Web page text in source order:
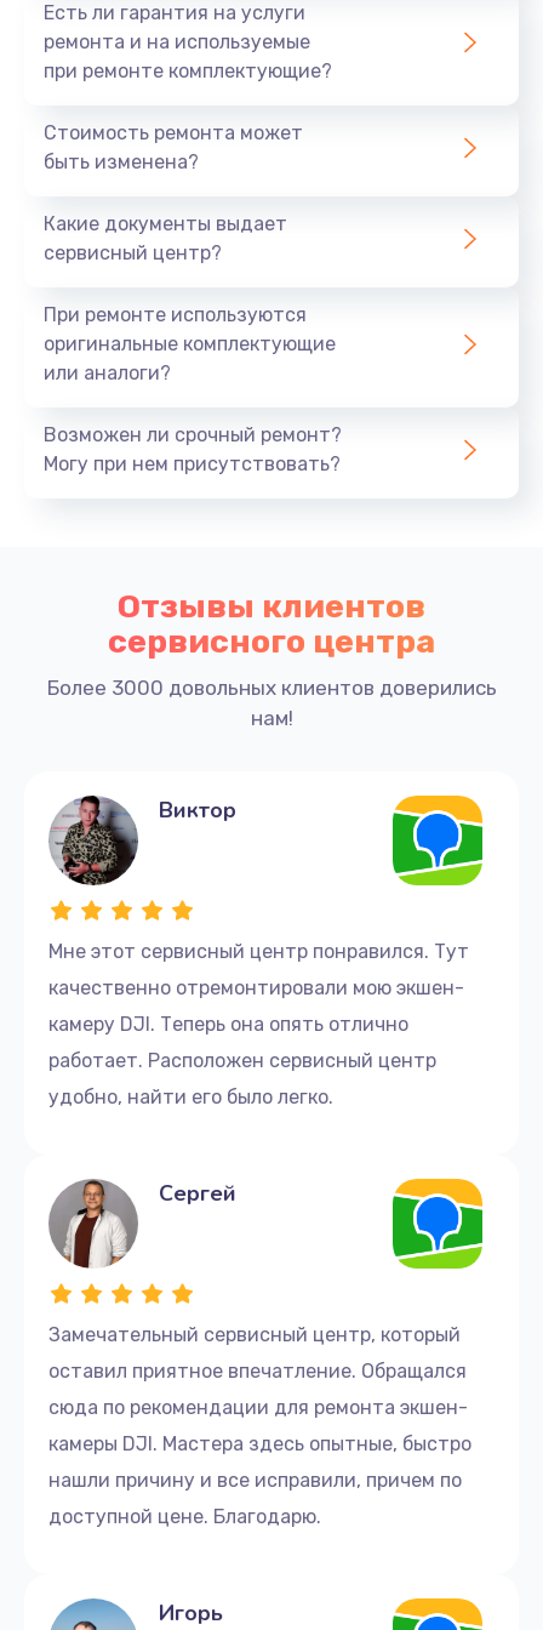
Есть ли гарантия на услуги
ремонта и на используемые
при ремонте комплектующие?
Стоимость ремонта может
быть изменена?
Какие документы выдает
сервисный центр?
При ремонте используются
оригинальные комплектующие
или аналоги?
Возможен ли срочный ремонт?
Могу при нем присутствовать?
Отзывы клиентов
сервисного центра
Более 3000 довольных клиентов доверились
нам!
Мне этот сервисный центр понравился. Тут
качественно отремонтировали мою экшен-
камеру DJI. Теперь она опять отлично
работает. Расположен сервисный центр
удобно, найти его было легко.
Виктор
Замечательный сервисный центр, который
оставил приятное впечатление. Обращался
сюда по рекомендации для ремонта экшен-
камеры DJI. Мастера здесь опытные, быстро
нашли причину и все исправили, причем по
доступной цене. Благодарю.
Сергей
Игорь